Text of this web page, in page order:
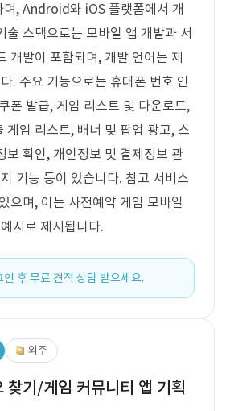
며, Android와 iOS 플랫폼에서 개
술 스택으로는 모바일 앱 개발과 서
개발이 포함되며, 개발 언어는 제
. 주요 기능으로는 휴대폰 번호 인
폰 발급, 게임 리스트 및 다운로드,
게임 리스트, 배너 및 팝업 광고, 스
보 확인, 개인정보 및 결제정보 관
기능 등이 있습니다. 참고 서비스
으며, 이는 사전예약 게임 모바일
시로 제시됩니다.
인 후 무료 견적 상담 받으세요.
외주
찾기/게임 커뮤니티 앱 기획